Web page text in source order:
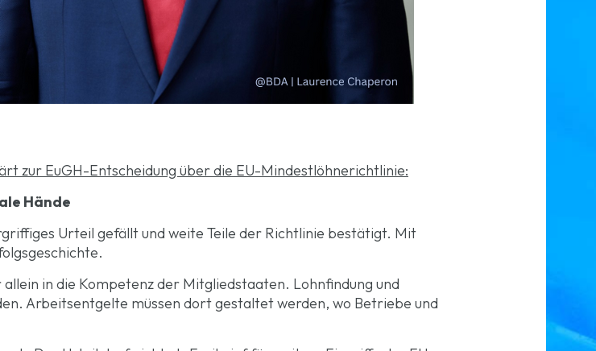
zur EuGH-Entscheidung über die EU-Mindestlöhnerichtlinie:
Hände
Urteil gefällt und weite Teile der Richtlinie bestätigt. Mit
in die Kompetenz der Mitgliedstaaten. Lohnfindung und
Arbeitsentgelte müssen dort gestaltet werden, wo Betriebe und